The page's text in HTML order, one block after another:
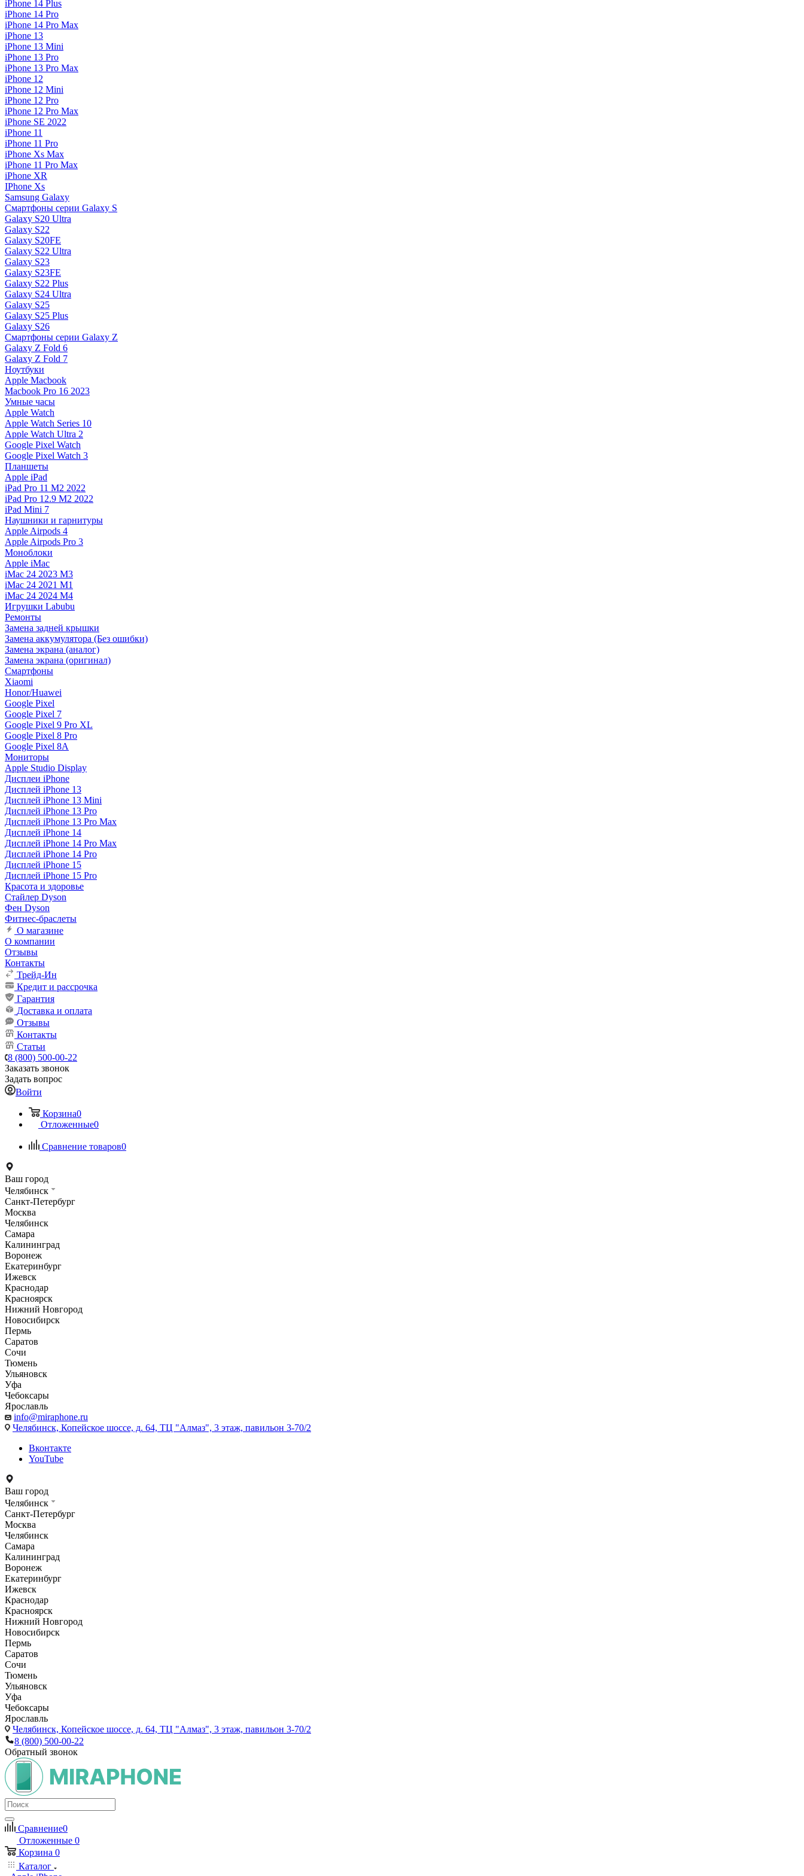
iPhone 14 Plus
iPhone 14 Pro
iPhone 14 Pro Max
iPhone 13
iPhone 13 Mini
iPhone 13 Pro
iPhone 13 Pro Max
iPhone 12
iPhone 12 Mini
iPhone 12 Pro
iPhone 12 Pro Max
iPhone SE 2022
iPhone 11
iPhone 11 Pro
iPhone Xs Max
iPhone 11 Pro Max
iPhone XR
IPhone Xs
Samsung Galaxy
Смартфоны серии Galaxy S
Galaxy S20 Ultra
Galaxy S22
Galaxy S20FE
Galaxy S22 Ultra
Galaxy S23
Galaxy S23FE
Galaxy S22 Plus
Galaxy S24 Ultra
Galaxy S25
Galaxy S25 Plus
Galaxy S26
Смартфоны серии Galaxy Z
Galaxy Z Fold 6
Galaxy Z Fold 7
Ноутбуки
Apple Macbook
Macbook Pro 16 2023
Умные часы
Apple Watch
Apple Watch Series 10
Apple Watch Ultra 2
Google Pixel Watch
Google Pixel Watch 3
Планшеты
Apple iPad
iPad Pro 11 M2 2022
iPad Pro 12.9 M2 2022
iPad Mini 7
Наушники и гарнитуры
Apple Airpods 4
Apple Airpods Pro 3
Моноблоки
Apple iMac
iMac 24 2023 M3
iMac 24 2021 M1
iMac 24 2024 M4
Игрушки Labubu
Ремонты
Замена задней крышки
Замена аккумулятора (Без ошибки)
Замена экрана (аналог)
Замена экрана (оригинал)
Смартфоны
Xiaomi
Honor/Huawei
Google Pixel
Google Pixel 7
Google Pixel 9 Pro XL
Google Pixel 8 Pro
Google Pixel 8A
Мониторы
Apple Studio Display
Дисплеи iPhone
Дисплей iPhone 13
Дисплей iPhone 13 Mini
Дисплей iPhone 13 Pro
Дисплей iPhone 13 Pro Max
Дисплей iPhone 14
Дисплей iPhone 14 Pro Max
Дисплей iPhone 14 Pro
Дисплей iPhone 15
Дисплей iPhone 15 Pro
Красота и здоровье
Стайлер Dyson
Фен Dyson
Фитнес-браслеты
О магазине
О компании
Отзывы
Контакты
Трейд-Ин
Кредит и рассрочка
Гарантия
Доставка и оплата
Отзывы
Контакты
Статьи
8 (800) 500-00-22
Заказать звонок
Задать вопрос
Войти
Корзина0
Отложенные0
Сравнение товаров0
Ваш город
Челябинск
Санкт-Петербург
Москва
Челябинск
Самара
Калининград
Воронеж
Екатеринбург
Ижевск
Краснодар
Красноярск
Нижний Новгород
Новосибирск
Пермь
Саратов
Сочи
Тюмень
Ульяновск
Уфа
Чебоксары
Ярославль
info@miraphone.ru
Челябинск, Копейское шоссе, д. 64, ТЦ "Алмаз", 3 этаж, павильон 3-70/2
Вконтакте
YouTube
Ваш город
Челябинск
Санкт-Петербург
Москва
Челябинск
Самара
Калининград
Воронеж
Екатеринбург
Ижевск
Краснодар
Красноярск
Нижний Новгород
Новосибирск
Пермь
Саратов
Сочи
Тюмень
Ульяновск
Уфа
Чебоксары
Ярославль
Челябинск, Копейское шоссе, д. 64, ТЦ "Алмаз", 3 этаж, павильон 3-70/2
8 (800) 500-00-22
Обратный звонок
Сравнение0
Отложенные 0
Корзина 0
Каталог